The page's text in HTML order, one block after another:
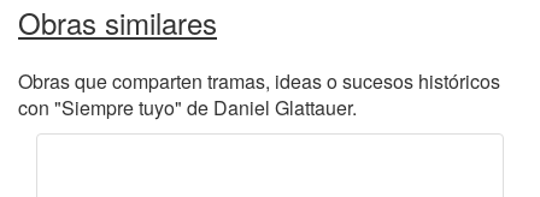
Obras similares
Obras que comparten tramas, ideas o sucesos históricos
con "Siempre tuyo" de Daniel Glattauer.